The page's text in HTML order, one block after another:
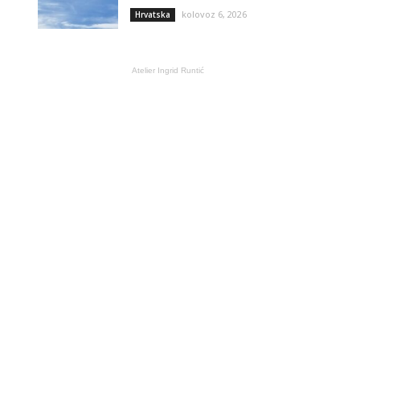
Hrvatska kolovoz 6, 2026
Atelier Ingrid Runtić